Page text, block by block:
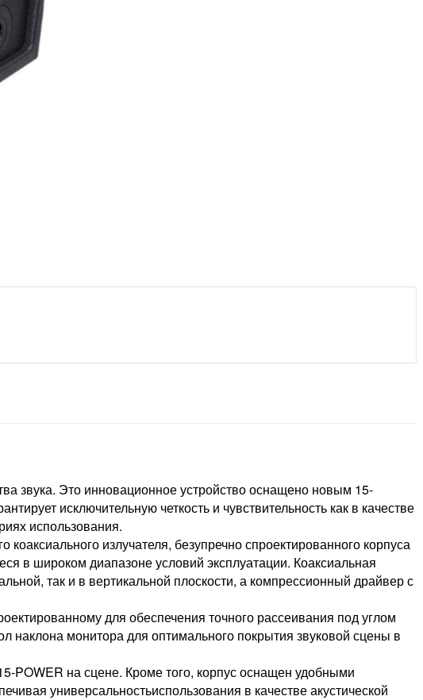
звука. Это инновационное устройство оснащено новым 15-
исключительную четкость и чувствительность как в качестве
использования.
излучателя, безупречно спроектированного корпуса
в широком диапазоне условий эксплуатации. Коаксиальная
так и в вертикальной плоскости, а компрессионный драйвер с
для обеспечения точного рассеивания под углом
наклона монитора для оптимального покрытия звуковой сцены в
POWER на сцене. Кроме того, корпус оснащен удобными
универсальностьиспользования в качестве акустической